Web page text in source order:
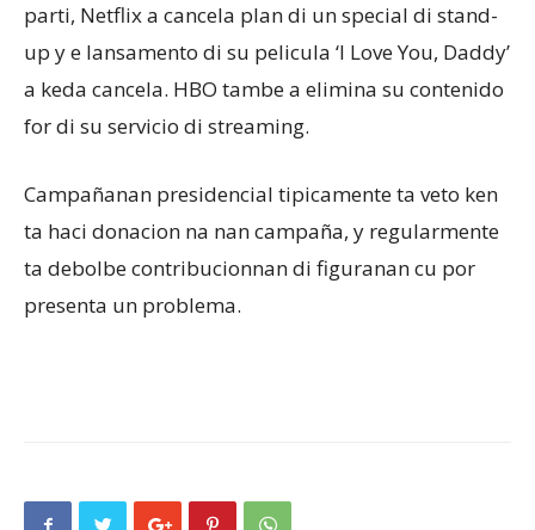
parti, Netflix a cancela plan di un special di stand-
up y e lansamento di su pelicula ‘I Love You, Daddy’
a keda cancela. HBO tambe a elimina su contenido
for di su servicio di streaming.
Campañanan presidencial tipicamente ta veto ken
ta haci donacion na nan campaña, y regularmente
ta debolbe contribucionnan di figuranan cu por
presenta un problema.